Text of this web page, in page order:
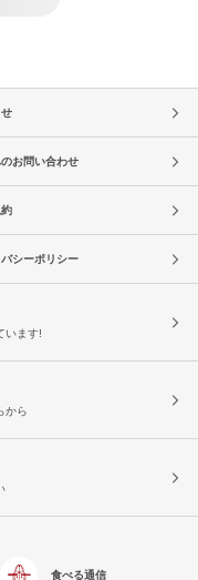
お問い合わせ
シーポリシー
います!
から
食べる通信